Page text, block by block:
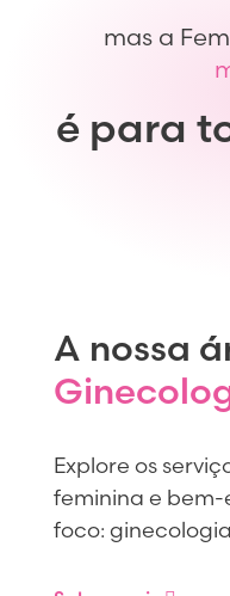
mas a
é para
A nossa
Explore os
feminina e bem-
foco: